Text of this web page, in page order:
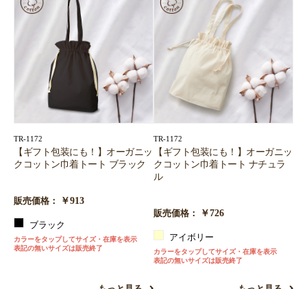
TR-1172
【ギフト包装にも！】オーガニッ
クコットン巾着トート ブラック
販売価格： ￥913
ブラック
カラーをタップしてサイズ・在庫を表示
表記の無いサイズは販売終了
TR-1172
【ギフト包装にも！】オーガニッ
クコットン巾着トート ナチュラ
ル
販売価格： ￥726
アイボリー
カラーをタップしてサイズ・在庫を表示
表記の無いサイズは販売終了